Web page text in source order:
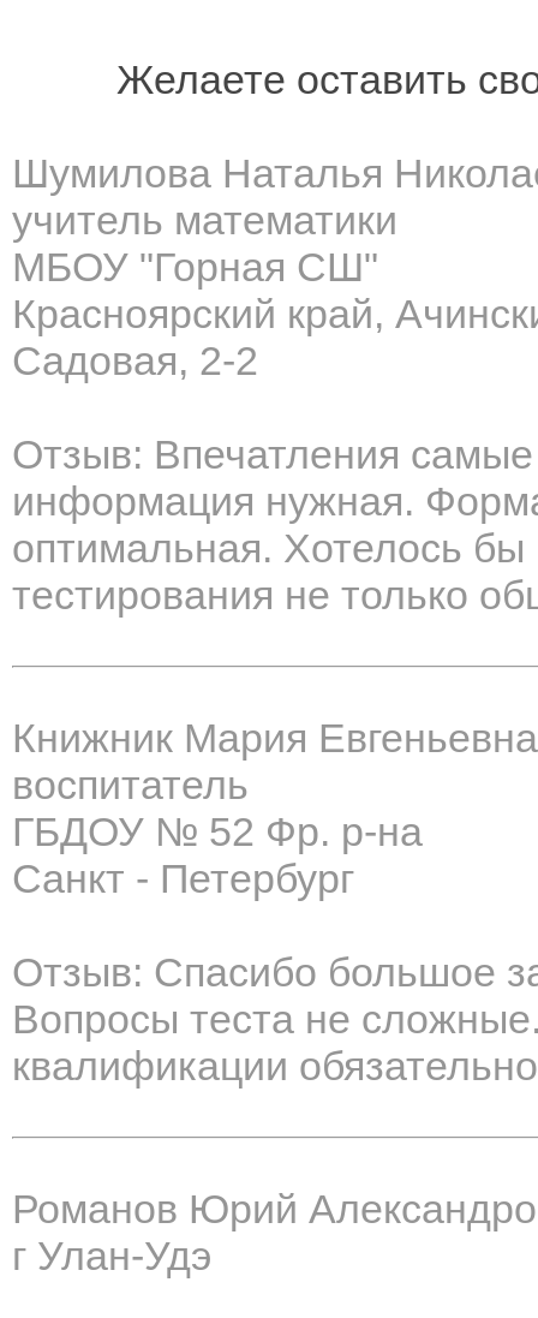
Желаете оставить
Шумилова Наталья
учитель математики
МБОУ "Горная СШ"
Красноярский край,
Садовая, 2-2
Отзыв: Впечатления
информация нужная.
оптимальная. Хотелось бы
тестирования не только
Книжник Мария Евгеньевна
воспитатель
ГБДОУ № 52 Фр. р-на
Санкт - Петербург
Отзыв: Спасибо большое
Вопросы теста не
квалификации
Романов Юрий
г Улан-Удэ